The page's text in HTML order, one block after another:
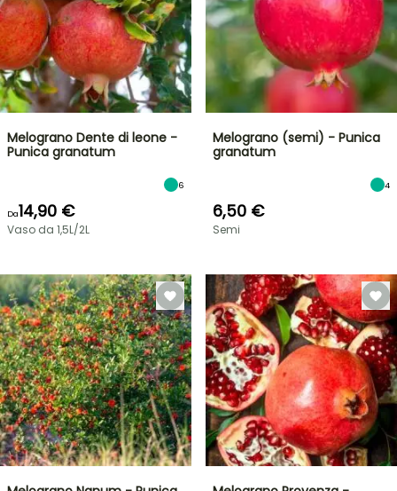
Melograno Dente di leone -
Punica granatum
6
Da14,90 €
Vaso da 1,5L/2L
Melograno (semi) - Punica
granatum
4
6,50 €
Semi